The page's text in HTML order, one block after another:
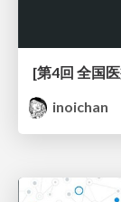
inoichan